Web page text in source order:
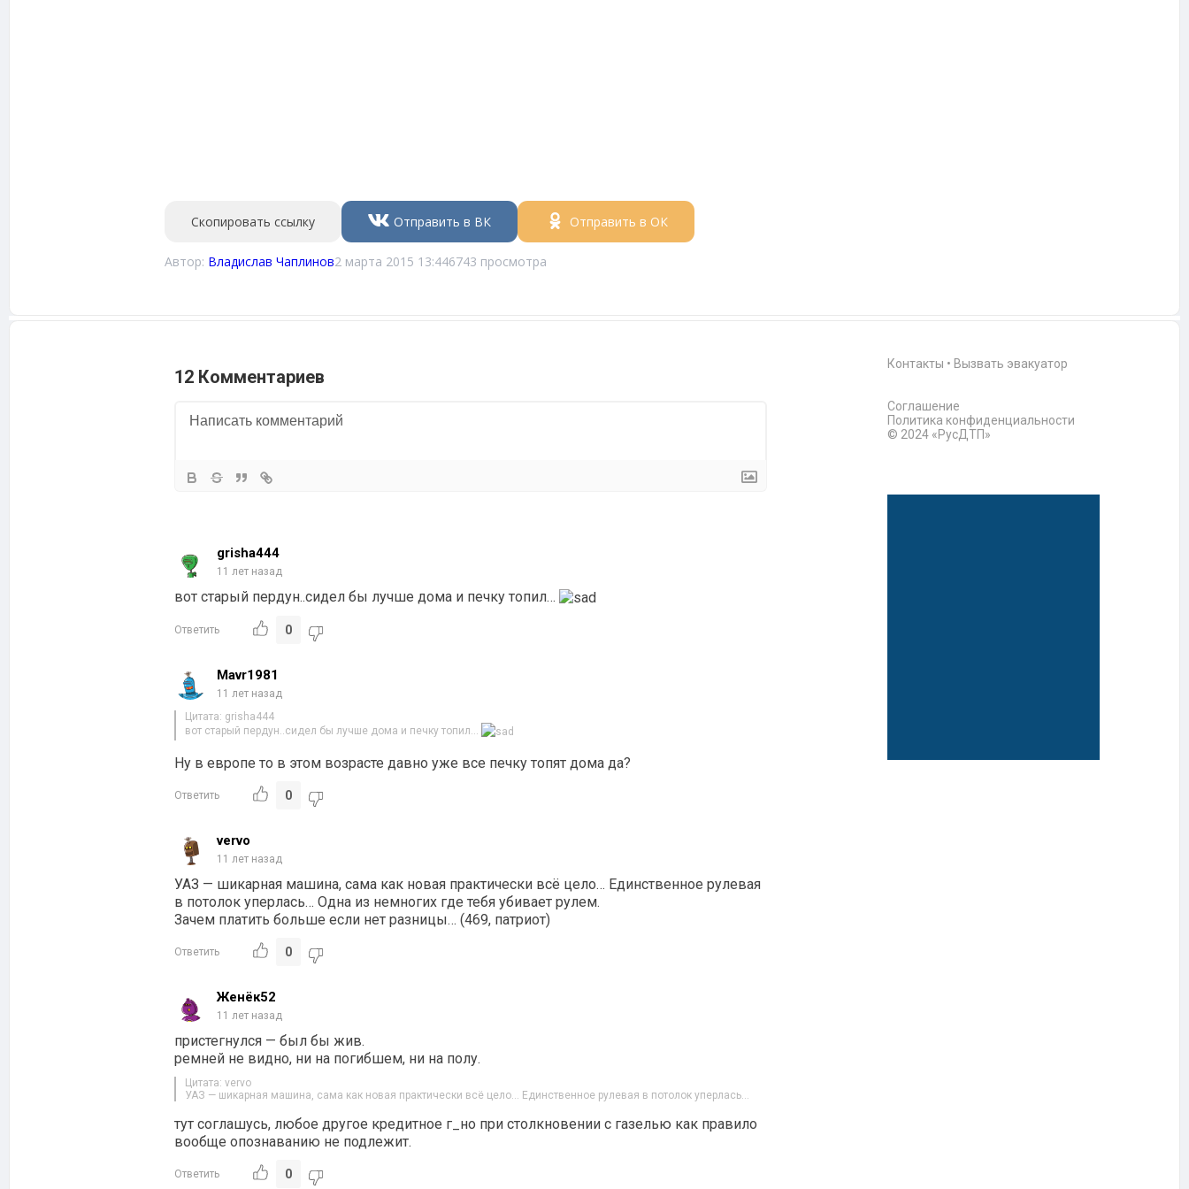
Скопировать ссылку Отправить в ВК Отправить в ОК
Автор: Владислав Чаплинов2 марта 2015 13:446743 просмотра
12 Комментариев
grisha444
11 лет назад
вот старый пердун..сидел бы лучше дома и печку топил…
Ответить 0
Mavr1981
11 лет назад
Цитата: grisha444
вот старый пердун..сидел бы лучше дома и печку топил…
Ну в европе то в этом возрасте давно уже все печку топят дома да?
Ответить 0
vervo
11 лет назад
УАЗ — шикарная машина, сама как новая практически всё цело… Единственное рулевая
в потолок уперлась… Одна из немногих где тебя убивает рулем.
Зачем платить больше если нет разницы… (469, патриот)
Ответить 0
Женёк52
11 лет назад
пристегнулся — был бы жив.
ремней не видно, ни на погибшем, ни на полу.
Цитата: vervo
УАЗ — шикарная машина, сама как новая практически всё цело… Единственное рулевая в потолок уперлась…
тут соглашусь, любое другое кредитное г_но при столкновении с газелью как правило
вообще опознаванию не подлежит.
Ответить 0
Контакты • Вызвать эвакуатор
Соглашение
Политика конфиденциальности
© 2024 «РусДТП»